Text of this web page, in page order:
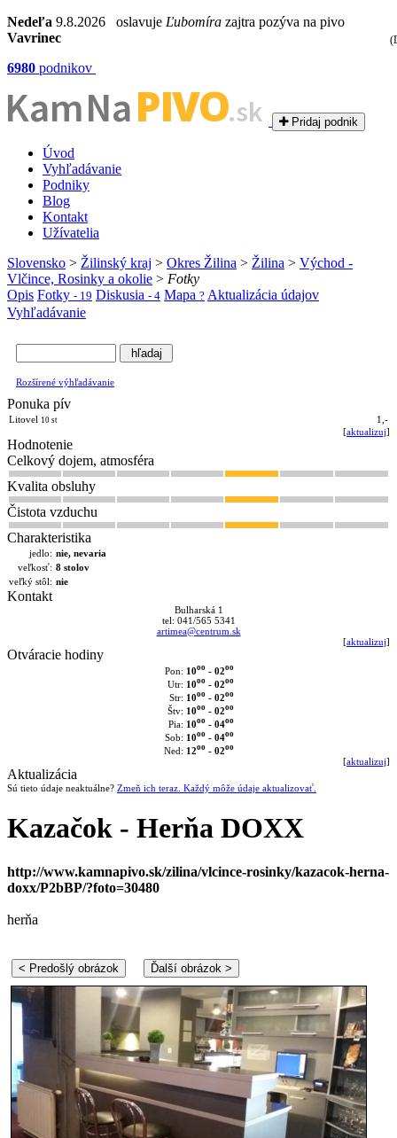
Nedeľa 9.8.2026 oslavuje Ľubomíra zajtra pozýva na pivo
Vavrinec
6980 podnikov
Kam NaPIVO.sk Pridaj podnik
Úvod
Vyhľadávanie
Podniky
Blog
Kontakt
Užívatelia
Slovensko > Žilinský kraj > Okres Žilina > Žilina > Východ -
Vlčince, Rosinky a okolie > Fotky
Opis Fotky - 19 Diskusia - 4 Mapa ? Aktualizácia údajov
Vyhľadávanie
Rozšírené výhľadávanie
Ponuka pív
Litovel 10 st
1,-
[aktualizuj]
Hodnotenie
Celkový dojem, atmosféra
Kvalita obsluhy
Čistota vzduchu
Charakteristika
jedlo: nie, nevaria
veľkosť: 8 stolov
veľký stôl: nie
Kontakt
Bulharská 1
tel: 041/565 5341
artimea@centrum.sk
[aktualizuj]
Otváracie hodiny
Pon: 10oo- 02oo
Utr: 10oo- 02oo
Str: 10oo- 02oo
Štv: 10oo- 02oo
Pia: 10oo- 04oo
Sob: 10oo- 04oo
Ned: 12oo- 02oo
[aktualizuj]
Aktualizácia
Sú tieto údaje neaktuálne? Zmeň ich teraz. Každý môže údaje aktualizovať.
Kazačok - Herňa DOXX
http://www.kamnapivo.sk/zilina/vlcince-rosinky/kazacok-herna-
doxx/P2bBP/?foto=30480
herňa